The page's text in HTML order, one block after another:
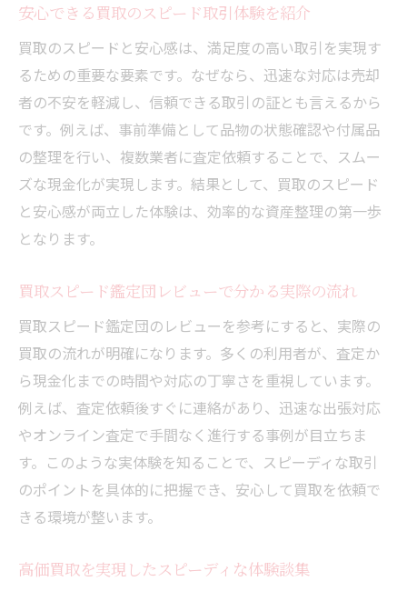
安心できる買取のスピード取引体験を紹介
買取のスピードと安心感は、満足度の高い取引を実現す
るための重要な要素です。なぜなら、迅速な対応は売却
者の不安を軽減し、信頼できる取引の証とも言えるから
です。例えば、事前準備として品物の状態確認や付属品
の整理を行い、複数業者に査定依頼することで、スムー
ズな現金化が実現します。結果として、買取のスピード
と安心感が両立した体験は、効率的な資産整理の第一歩
となります。
買取スピード鑑定団レビューで分かる実際の流れ
買取スピード鑑定団のレビューを参考にすると、実際の
買取の流れが明確になります。多くの利用者が、査定か
ら現金化までの時間や対応の丁寧さを重視しています。
例えば、査定依頼後すぐに連絡があり、迅速な出張対応
やオンライン査定で手間なく進行する事例が目立ちま
す。このような実体験を知ることで、スピーディな取引
のポイントを具体的に把握でき、安心して買取を依頼で
きる環境が整います。
高価買取を実現したスピーディな体験談集